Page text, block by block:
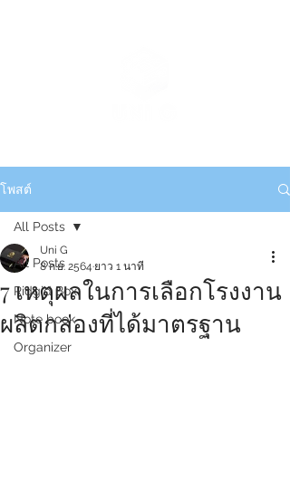
โพสต์
All Posts
Ridgid Box
Note book
Organizer
All Posts
7 เหตุผลในการเลือกโรงงาน
ผลิตกล่องที่ได้มาตรฐาน
Uni G
8 ก.ย. 2564 ยาว 1 นาที